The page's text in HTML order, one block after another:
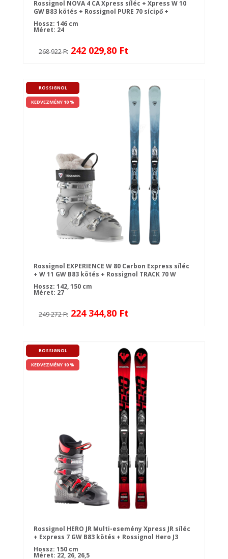
Rossignol NOVA 4 CA Xpress síléc + Xpress W 10
GW B83 kötés + Rossignol PURE 70 sícipő +
síbotok
Hossz: 146 cm
Méret: 24
268 922 Ft 242 029,80 Ft
ROSSIGNOL
KEDVEZMÉNY 10 %
Rossignol EXPERIENCE W 80 Carbon Express síléc
+ W 11 GW B83 kötés + Rossignol TRACK 70 W
Cloud Grey sícipő
Hossz: 142, 150 cm
Méret: 27
249 272 Ft 224 344,80 Ft
ROSSIGNOL
KEDVEZMÉNY 10 %
Rossignol HERO JR Multi-esemény Xpress JR síléc
+ Express 7 GW B83 kötés + Rossignol Hero J3
Meteor szürke sícipő
Hossz: 150 cm
Méret: 22, 26, 26,5